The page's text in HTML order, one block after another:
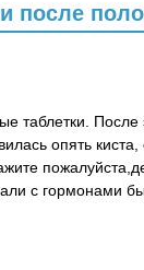
после
таблетки. После
опять
с гормонами